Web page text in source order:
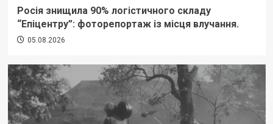
Росія знищила 90% логістичного складу
“Епіцентру”: фоторепортаж із місця влучання.
05.08.2026